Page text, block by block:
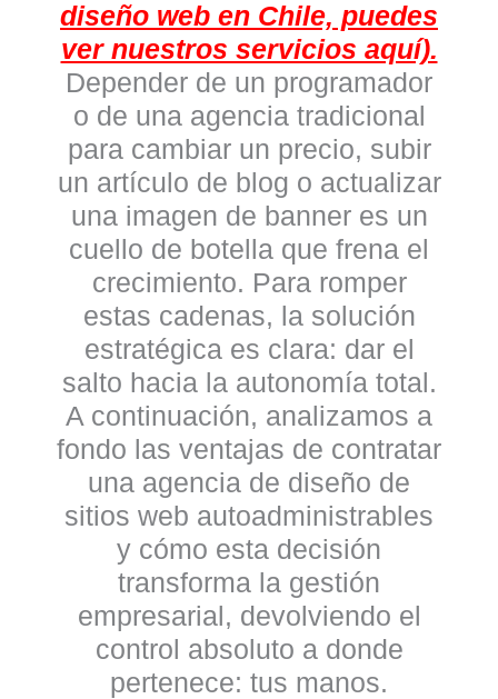
diseño web en Chile, puedes
ver nuestros servicios aquí).
Depender de un programador
o de una agencia tradicional
para cambiar un precio, subir
un artículo de blog o actualizar
una imagen de banner es un
cuello de botella que frena el
crecimiento. Para romper
estas cadenas, la solución
estratégica es clara: dar el
salto hacia la autonomía total.
A continuación, analizamos a
fondo las ventajas de contratar
una agencia de diseño de
sitios web autoadministrables
y cómo esta decisión
transforma la gestión
empresarial, devolviendo el
control absoluto a donde
pertenece: tus manos.